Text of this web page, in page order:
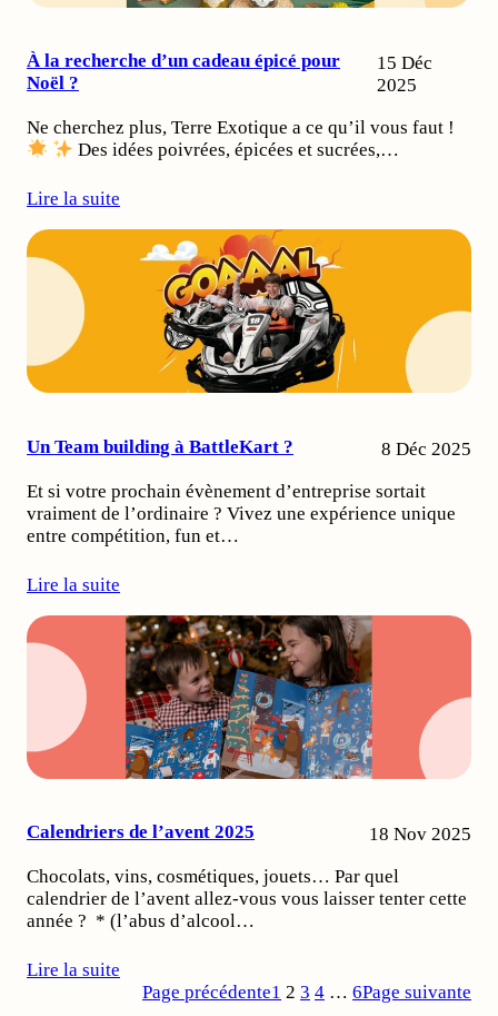
À la recherche d’un cadeau épicé pour
Noël ?
15 Déc
2025
Ne cherchez plus, Terre Exotique a ce qu’il vous faut !
Des idées poivrées, épicées et sucrées,…
Lire la suite
Un Team building à BattleKart ? 8 Déc 2025
Et si votre prochain évènement d’entreprise sortait
vraiment de l’ordinaire ? Vivez une expérience unique
entre compétition, fun et…
Lire la suite
Calendriers de l’avent 2025 18 Nov 2025
Chocolats, vins, cosmétiques, jouets… Par quel
calendrier de l’avent allez-vous vous laisser tenter cette
année ? * (l’abus d’alcool…
Lire la suite
Page précédente1 2 3 4 … 6Page suivante